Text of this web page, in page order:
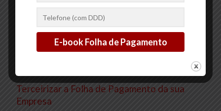
Em suma, ficar sempre atento às necessidades da folha de
pagamento que sua empresa necessita não facilita apenas de
forma produtiva, como também mantém uma vida empresarial
Terceirizar a Folha de Pagamento da sua
Empresa